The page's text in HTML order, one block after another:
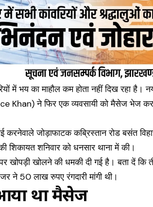
में भय का माहौल कम होता नहीं दिख रहा
Khan) ने फिर एक व्यवसायी को मैसेज भेज
करनेवाले जोड़ाफाटक कब्रिस्तान रोड बसंत
शिकायत शनिवार को धनसार थाना में की।
पर खोपड़ी खोलने की धमकी दी गई है। बता दें
ने 50 लाख रुपए रंगदारी मांगी थी।
था मैसेज